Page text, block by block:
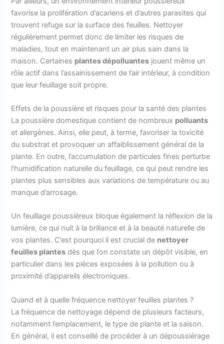
favorise la prolifération d’acariens et d’autres parasites qui
trouvent refuge sur la surface des feuilles. Nettoyer
régulièrement permet donc de limiter les risques de
maladies, tout en maintenant un air plus sain dans la
maison. Certaines plantes dépolluantes jouent même un
rôle actif dans l’assainissement de l’air intérieur, à condition
que leur feuillage soit propre.
Effets de la poussière et risques pour la santé des plantes
La poussière domestique contient de nombreux polluants
et allergènes. Ainsi, elle peut, à terme, favoriser la toxicité
du substrat et provoquer un affaiblissement général de la
plante. En outre, l’accumulation de particules fines perturbe
l’humidification naturelle du feuillage, ce qui peut rendre les
plantes plus sensibles aux variations de température ou au
manque d’arrosage.
Un feuillage poussiéreux bloque également la réflexion de la
lumière, ce qui nuit à la brillance et à la beauté naturelle de
vos plantes. C’est pourquoi il est crucial de nettoyer
feuilles plantes dès que l’on constate un dépôt visible, en
particulier dans les pièces exposées à la pollution ou à
proximité d’appareils électroniques.
Quand et à quelle fréquence nettoyer feuilles plantes ?
La fréquence de nettoyage dépend de plusieurs facteurs,
notamment l’emplacement, le type de plante et la saison.
En général, il est conseillé de procéder à un dépoussiérage